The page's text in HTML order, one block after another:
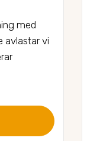
med
avlastar vi